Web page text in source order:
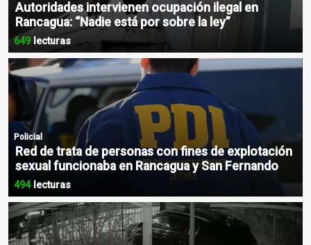
Autoridades intervienen ocupación ilegal en
Rancagua: “Nadie está por sobre la ley”
649lecturas
Policial
Red de trata de personas con fines de explotación
sexual funcionaba en Rancagua y San Fernando
494lecturas